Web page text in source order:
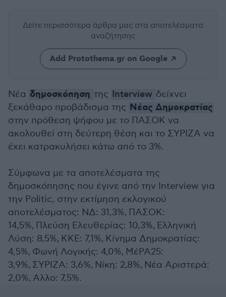
Δείτε περισσότερα άρθρα μας στα αποτελέσματα
αναζήτησης
Add Protothema.gr on Google
Νέα δημοσκόπηση της Interview δείχνει
ξεκάθαρο προβάδισμα της Νέας Δημοκρατίας
στην πρόθεση ψήφου με το ΠΑΣΟΚ να
ακολουθεί στη δεύτερη θέση και το ΣΥΡΙΖΑ να
έχει κατρακυλήσει κάτω από το 3%.
Σύμφωνα με τα αποτελέσματα της
δημοσκόπησης που έγινε από την Interview για
την Politic, στην εκτίμηση εκλογικού
αποτελέσματος: ΝΔ: 31,3%, ΠΑΣΟΚ:
14,5%, Πλεύση Ελευθερίας: 10,3%, Ελληνική
Λύση: 8,5%, ΚΚΕ: 7,1%, Κίνημα Δημοκρατίας:
4,5%, Φωνή Λογικής: 4,0%, ΜέΡΑ25:
3,9%, ΣΥΡΙΖΑ: 3,6%, Νίκη: 2,8%, Νέα Αριστερά:
2,0%, Αλλο: 7,5%.